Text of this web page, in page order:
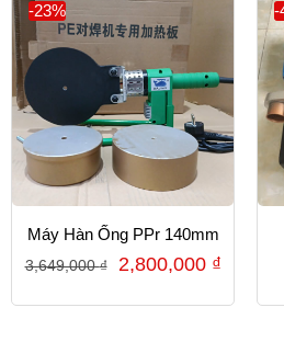
-23%
Máy Hàn Ống PPr 140mm
3,649,000₫ 2,800,000 ₫
-